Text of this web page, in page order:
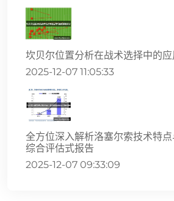
坎贝尔位置分析在战术选择中的
2025-12-07 11:05:33
全方位深入解析洛塞尔索技术特
综合评估式报告
2025-12-07 09:33:09